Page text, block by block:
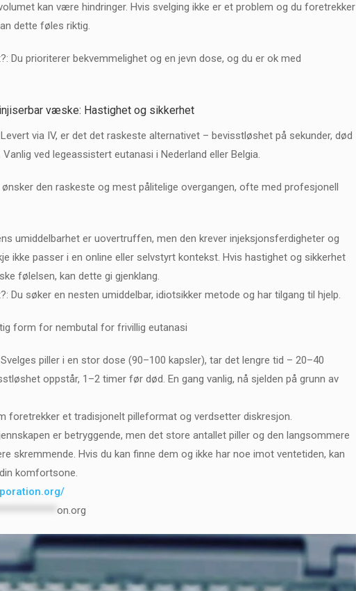
kan være hindringer. Hvis svelging ikke er et problem og du foretrekker
dette føles riktig.
Du prioriterer bekvemmelighet og en jevn dose, og du er ok med
væske: Hastighet og sikkerhet
via IV, er det det raskeste alternativet – bevisstløshet på sekunder, død
ved legeassistert eutanasi i Nederland eller Belgia.
den raskeste og mest pålitelige overgangen, ofte med profesjonell
umiddelbarhet er uovertruffen, men den krever injeksjonsferdigheter og
ikke passer i en online eller selvstyrt kontekst. Hvis hastighet og sikkerhet
følelsen, kan dette gi gjenklang.
Du søker en nesten umiddelbar, idiotsikker metode og har tilgang til hjelp.
form for nembutal for frivillig eutanasi
piller i en stor dose (90–100 kapsler), tar det lengre tid – 20–40
oppstår, 1–2 timer før død. En gang vanlig, nå sjelden på grunn av
foretrekker et tradisjonelt pilleformat og verdsetter diskresjon.
er betryggende, men det store antallet piller og den langsommere
skremmende. Hvis du kan finne dem og ikke har noe imot ventetiden, kan
komfortsone.
on.org